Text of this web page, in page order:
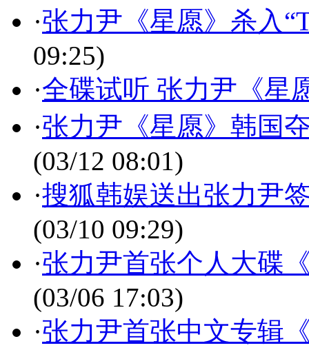
·张力尹《星愿》杀入
09:25)
·全碟试听 张力尹《星
·张力尹《星愿》韩国
(03/12 08:01)
·搜狐韩娱送出张力尹
(03/10 09:29)
·张力尹首张个人大碟
(03/06 17:03)
·张力尹首张中文专辑